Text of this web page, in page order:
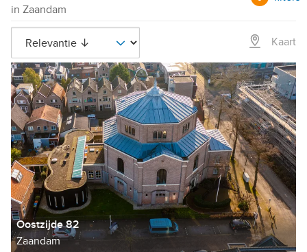
in Zaandam
Kaart
Oostzijde 82
Zaandam